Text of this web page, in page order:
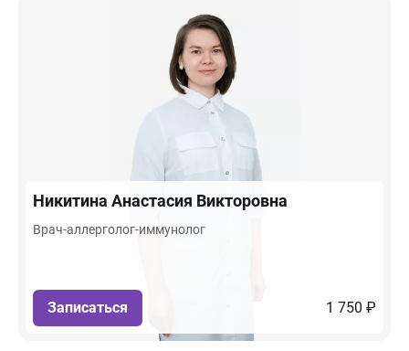
Никитина Анастасия Викторовна
Врач-аллерголог-иммунолог
Записаться 1 750 ₽